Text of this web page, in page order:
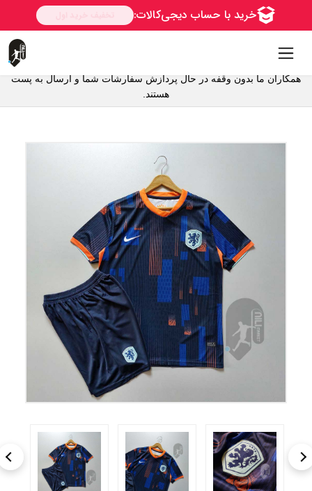
همکاران ما بدون وقفه در حال پردازش سفارشات شما و ارسال به پست
هستند.